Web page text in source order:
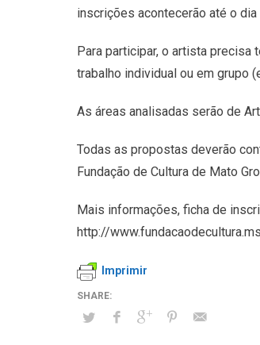
inscrições acontecerão até o
Para participar, o artista
trabalho individual ou em grupo
As áreas analisadas serão de
Todas as propostas deverão
Fundação de Cultura de Mato
Mais informações, ficha de
http://
Imprimir